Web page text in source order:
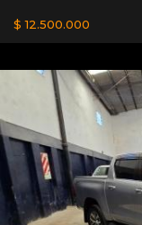
$ 12.500.000